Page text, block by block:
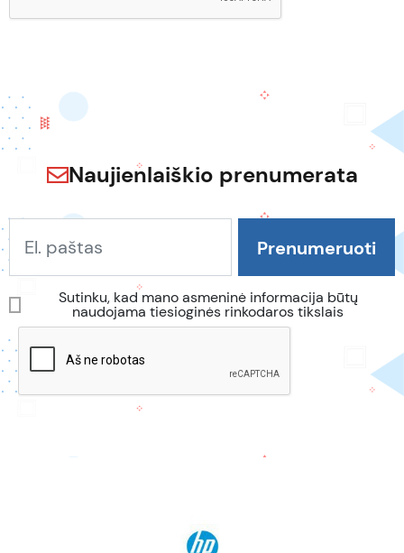
Naujienlaiškio prenumerata
Sutinku, kad mano asmeninė informacija būtų
naudojama tiesioginės rinkodaros tikslais